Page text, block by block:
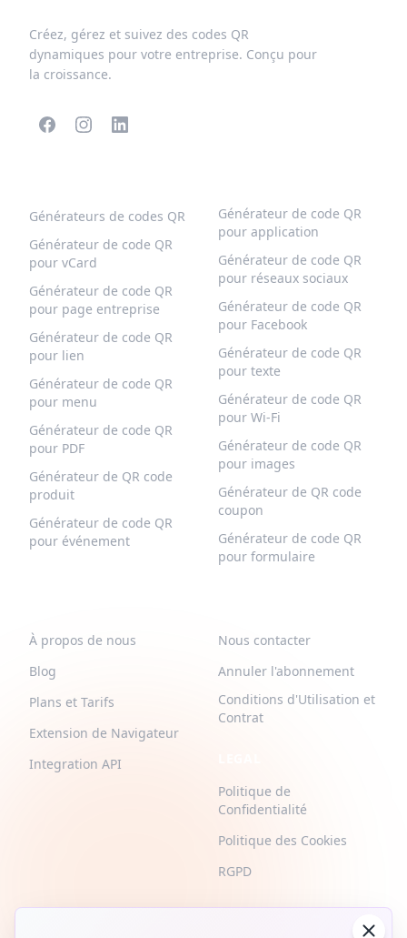
Créez, gérez et suivez des codes QR
dynamiques pour votre entreprise. Conçu pour
la croissance.
Générateurs de codes QR
Générateur de code QR
pour vCard
Générateur de code QR
pour page entreprise
Générateur de code QR
pour lien
Générateur de code QR
pour menu
Générateur de code QR
pour PDF
Générateur de QR code
produit
Générateur de code QR
pour événement
Générateur de code QR
pour application
Générateur de code QR
pour réseaux sociaux
Générateur de code QR
pour Facebook
Générateur de code QR
pour texte
Générateur de code QR
pour Wi-Fi
Générateur de code QR
pour images
Générateur de QR code
coupon
Générateur de code QR
pour formulaire
À propos de nous
Blog
Plans et Tarifs
Extension de Navigateur
Integration API
Nous contacter
Annuler l'abonnement
Conditions d'Utilisation et
Contrat
Politique de
Confidentialité
Politique des Cookies
RGPD